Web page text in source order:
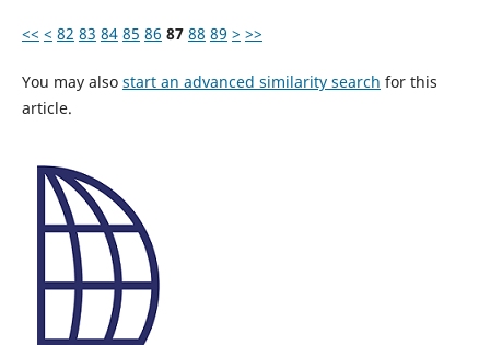
<< < 82 83 84 85 86 87 88 89 > >>
You may also start an advanced similarity search for this
article.